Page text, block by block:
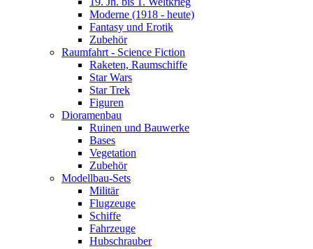
Moderne (1918 - heute)
Fantasy und Erotik
Zubehör
Raumfahrt - Science Fiction
Raketen, Raumschiffe
Star Wars
Star Trek
Figuren
Dioramenbau
Ruinen und Bauwerke
Bases
Vegetation
Zubehör
Modellbau-Sets
Militär
Flugzeuge
Schiffe
Fahrzeuge
Hubschrauber